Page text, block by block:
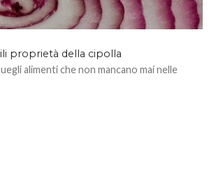
proprietà della cipolla
alimenti che non mancano mai nelle